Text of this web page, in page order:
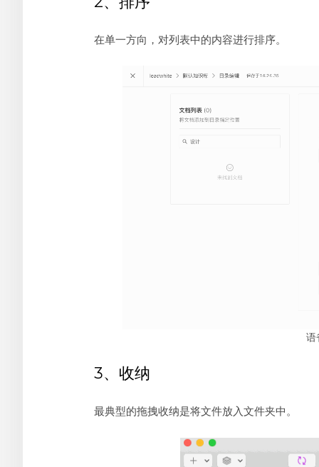
在单一方向，对列表中的内容进行排序。
语
3、收纳
最典型的拖拽收纳是将文件放入文件夹中。